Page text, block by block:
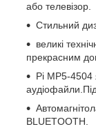
або телевізор.
Стильний
великі
прекрасним
Pi MP5-4504
BLUETOOTH.